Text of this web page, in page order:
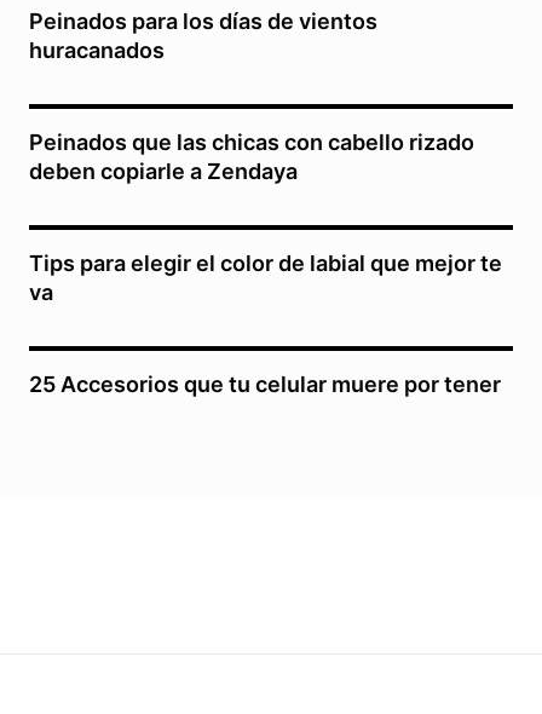
Peinados para los días de vientos
huracanados
Peinados que las chicas con cabello rizado
deben copiarle a Zendaya
Tips para elegir el color de labial que mejor te
va
25 Accesorios que tu celular muere por tener